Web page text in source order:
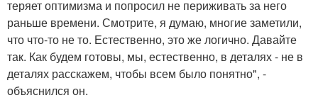
теряет оптимизма и попросил не периживать за него
раньше времени. Смотрите, я думаю, многие заметили,
что что-то не то. Естественно, это же логично. Давайте
так. Как будем готовы, мы, естественно, в деталях - не в
деталях расскажем, чтобы всем было понятно", -
объяснился он.